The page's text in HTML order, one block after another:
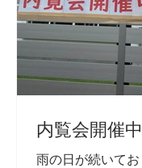
内覧会開催
雨の日が続いてお